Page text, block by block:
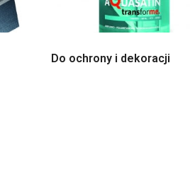
Do ochrony i dekoracji